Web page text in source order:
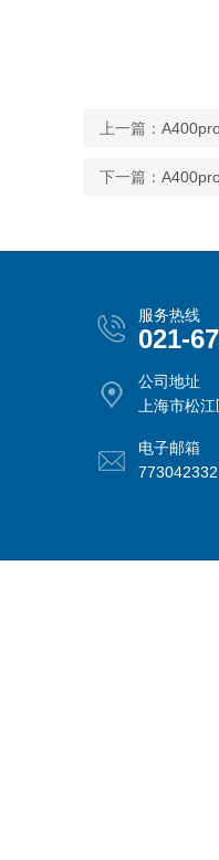
上一篇：
下一篇：
服务热线
021-
公司地址
上海市松
电子邮箱